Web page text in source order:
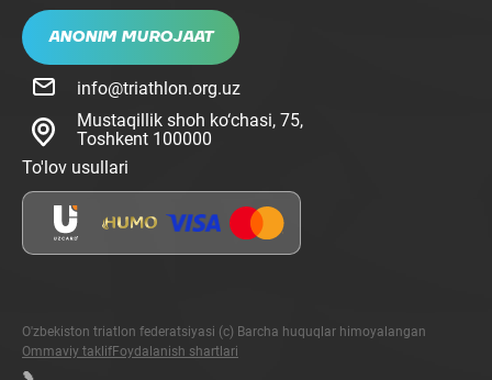
ANONIM MUROJAAT
info@triathlon.org.uz
Mustaqillik shoh ko‘chasi, 75,
Toshkent 100000
To'lov usullari
O'zbekiston triatlon federatsiyasi (c) Barcha huquqlar himoyalangan
Ommaviy taklifFoydalanish shartlari